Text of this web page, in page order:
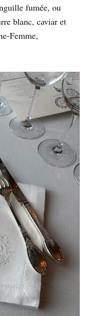
fumée, ou
blanc, caviar et
Femme,